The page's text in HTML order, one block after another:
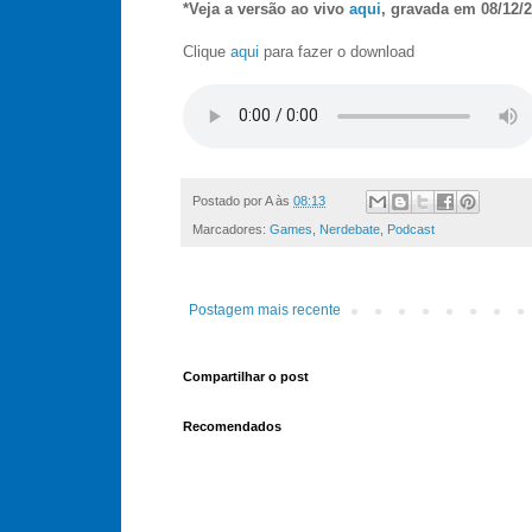
*Veja a versão ao vivo aqui, gravada em 08/12/
Clique aqui para fazer o download
Postado porA às 08:13
Marcadores: Games Nerdebate Podcast
Postagem mais recente
Compartilhar o post
Recomendados